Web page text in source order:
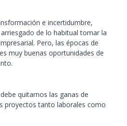
e incertidumbre,
de lo habitual tomar la
Pero, las épocas de
muy buenas oportunidades de
quitarnos las ganas de
proyectos tanto laborales como